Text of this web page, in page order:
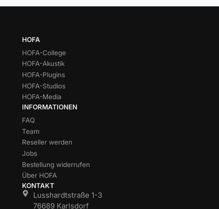
HOFA
HOFA-College
HOFA-Akustik
HOFA-Plugins
HOFA-Studios
HOFA-Media
INFORMATIONEN
FAQ
Team
Reseller werden
Jobs
Bestellung widerrufen
Über HOFA
KONTAKT
Lusshardtstraße 1-3
76689 Karlsdorf